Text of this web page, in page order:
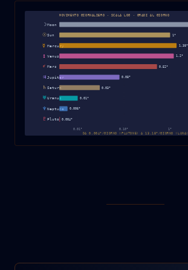
MOVIMENTO GIORNALIERO · SCALA LOG · GRADI AL GIORNO
0.01 ° 0.10 ° 1 °
☽ Moon
☉ Sun 1 °
☿ Mercury 1.38°
♀ Venus 1.2°
♂ Mars 0.52°
♃ Jupiter 0.08°
♄ Saturn 0.03°
♅ Uranus 0.01 °
♆ Neptune 0.006°
♇ Pluto 0.004°
DA 0.004°/GIORNO (PLUTONE) A 13.18°/GIORNO (LUNA)